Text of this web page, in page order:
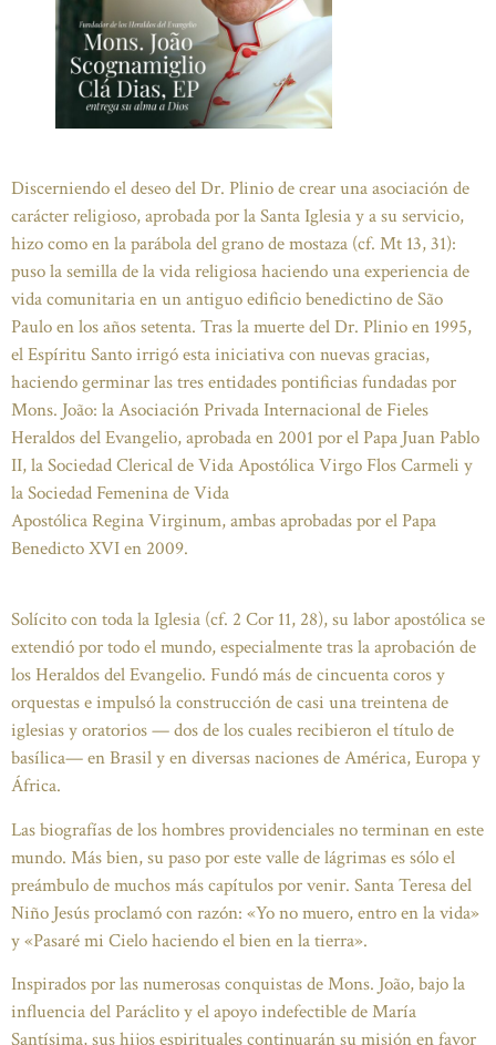
Discerniendo el deseo del Dr. Plinio de crear una asociación de
carácter religioso, aprobada por la Santa Iglesia y a su servicio,
hizo como en la parábola del grano de mostaza (cf. Mt 13, 31):
puso la semilla de la vida religiosa haciendo una experiencia de
vida comunitaria en un antiguo edificio benedictino de São
Paulo en los años setenta. Tras la muerte del Dr. Plinio en 1995,
el Espíritu Santo irrigó esta iniciativa con nuevas gracias,
haciendo germinar las tres entidades pontificias fundadas por
Mons. João: la Asociación Privada Internacional de Fieles
Heraldos del Evangelio, aprobada en 2001 por el Papa Juan Pablo
II, la Sociedad Clerical de Vida Apostólica Virgo Flos Carmeli y
la Sociedad Femenina de Vida
Apostólica Regina Virginum, ambas aprobadas por el Papa
Benedicto XVI en 2009.
Solícito con toda la Iglesia (cf. 2 Cor 11, 28), su labor apostólica se
extendió por todo el mundo, especialmente tras la aprobación de
los Heraldos del Evangelio. Fundó más de cincuenta coros y
orquestas e impulsó la construcción de casi una treintena de
iglesias y oratorios — dos de los cuales recibieron el título de
basílica— en Brasil y en diversas naciones de América, Europa y
África.
Las biografías de los hombres providenciales no terminan en este
mundo. Más bien, su paso por este valle de lágrimas es sólo el
preámbulo de muchos más capítulos por venir. Santa Teresa del
Niño Jesús proclamó con razón: «Yo no muero, entro en la vida»
y «Pasaré mi Cielo haciendo el bien en la tierra».
Inspirados por las numerosas conquistas de Mons. João, bajo la
influencia del Paráclito y el apoyo indefectible de María
Santísima, sus hijos espirituales continuarán su misión en favor